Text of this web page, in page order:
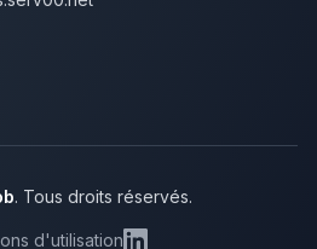
. Tous droits réservés.
d'utilisation